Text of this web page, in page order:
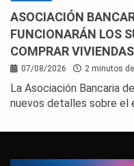
ASOCIACIÓN
FUNCIONARÁN LOS
COMPRAR
07/08/2026 2 minutos
La Asociación Bancaria
nuevos detalles sobre el